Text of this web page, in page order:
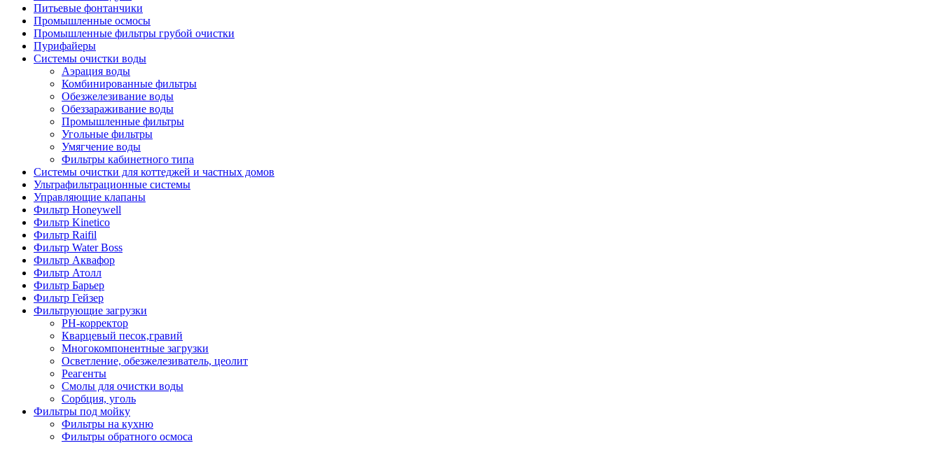
Питьевые фонтанчики
Промышленные осмосы
Промышленные фильтры грубой очистки
Пурифайеры
Системы очистки воды
Аэрация воды
Комбинированные фильтры
Обезжелезивание воды
Обеззараживание воды
Промышленные фильтры
Угольные фильтры
Умягчение воды
Фильтры кабинетного типа
Системы очистки для коттеджей и частных домов
Ультрафильтрационные системы
Управляющие клапаны
Фильтр Honeywell
Фильтр Kinetico
Фильтр Raifil
Фильтр Water Boss
Фильтр Аквафор
Фильтр Атолл
Фильтр Барьер
Фильтр Гейзер
Фильтрующие загрузки
PH-корректор
Кварцевый песок,гравий
Многокомпонентные загрузки
Осветление, обезжелезиватель, цеолит
Реагенты
Смолы для очистки воды
Сорбция, уголь
Фильтры под мойку
Фильтры на кухню
Фильтры обратного осмоса